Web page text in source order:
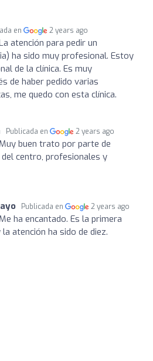
en 2 years ago
atención para pedir un
ha sido muy profesional. Estoy
de la clínica. Es muy
de haber pedido varias
me quedo con esta clínica.
Publicada en 2 years ago
Muy buen trato por parte de
centro, profesionales y
Publicada en 2 years ago
Me ha encantado. Es la primera
atención ha sido de diez.